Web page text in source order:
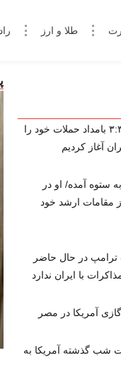
طلا و ارز
ادعای سنتکام: از ساعت ۳:۳۰ بامداد حملات خود را
آغاز کردیم
ستوه آمده/ او در
مقامات ارشد خود
در حال حاضر
با ایران ندارد
آمریکا در مصر
شب گذشته آمریکا به